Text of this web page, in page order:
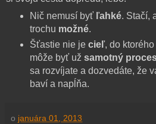
Nič nemusí byť ľahké. Stačí,
trochu možné.
Šťastie nie je cieľ, do
môže byť už samotný
sa rozvíjate a dozvedáte, že
baví a napĺňa.
o januára 01, 2013